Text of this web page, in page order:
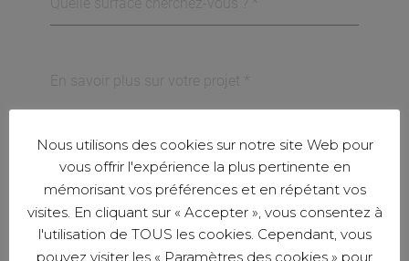
Tous les champs marqués d'un * sont
obligatoires.
Nous utilisons des cookies sur notre site Web pour
vous offrir l'expérience la plus pertinente en
mémorisant vos préférences et en répétant vos
visites. En cliquant sur « Accepter », vous consentez à
l'utilisation de TOUS les cookies. Cependant, vous
pouvez visiter les « Paramètres des cookies » pour